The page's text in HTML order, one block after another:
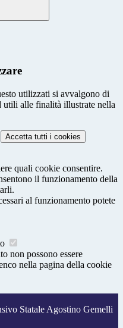
utilizzati si avvalgono di
utili alle finalità illustrate nella
Accetta tutti i cookies
quali cookie consentire.
il funzionamento della
al funzionamento potete
non possono essere
nella pagina della cookie
Statale Agostino Gemelli